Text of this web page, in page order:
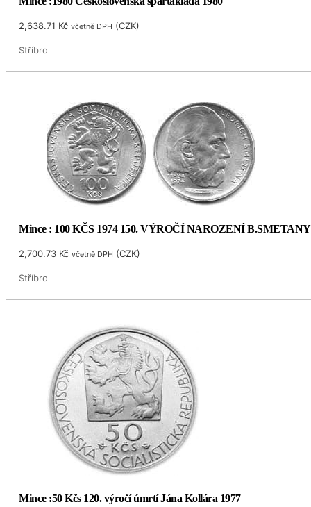
2,638.71 Kč včetně DPH (CZK)
Stříbro
Mince : 100 KČS 1974 150. VÝROČÍ NAROZENÍ B.SMETANY
2,700.73 Kč včetně DPH (CZK)
Stříbro
Mince :50 Kčs 120. výročí úmrtí Jána Kollára 1977